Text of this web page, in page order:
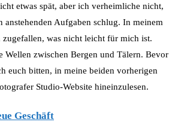
etwas spät, aber ich verheimliche nicht,
anstehenden Aufgaben schlug. In meinem
was nicht leicht für mich ist.
Wellen zwischen Bergen und Tälern. Bevor
euch bitten, in meine beiden vorherigen
Studio-Website hineinzulesen.
Geschäft